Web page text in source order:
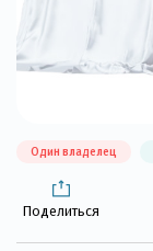
Один владелец
Поделиться